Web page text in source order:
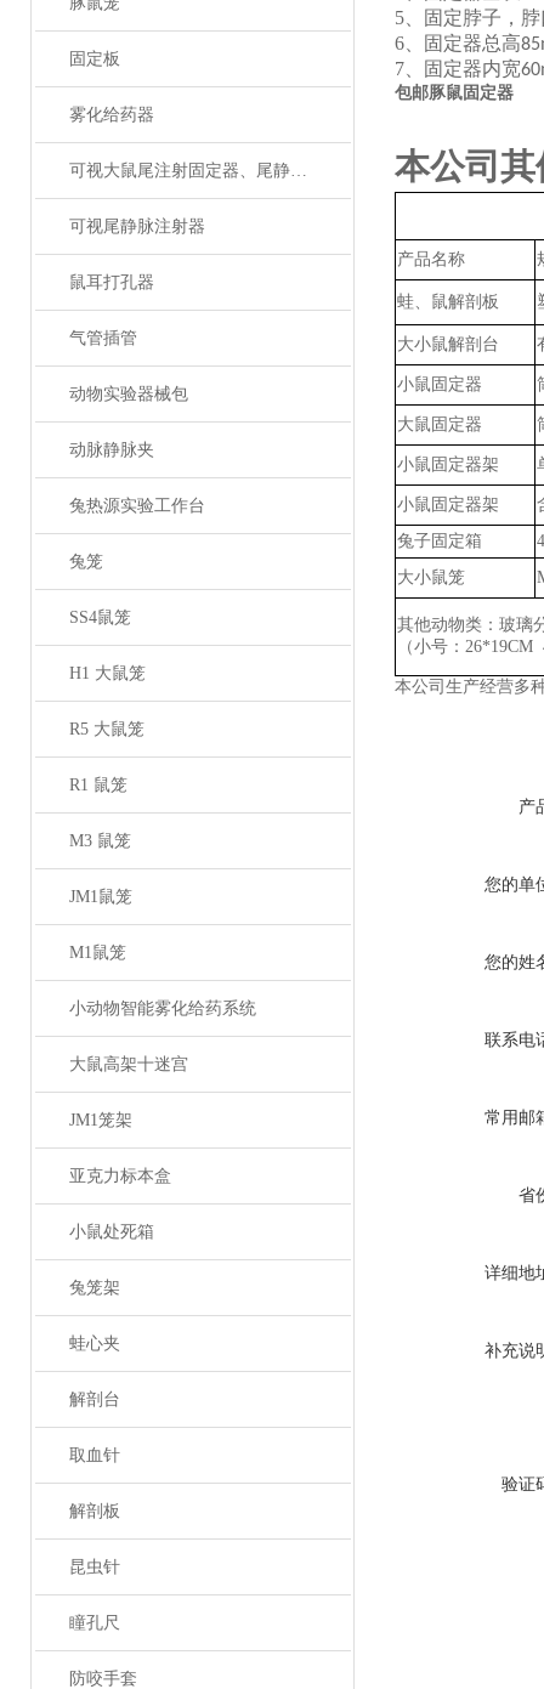
固定板
雾化给药器
可视大鼠尾注射固定器、尾静脉注射
可视尾静脉注射器
鼠耳打孔器
气管插管
动物实验器械包
动脉静脉夹
兔热源实验工作台
兔笼
SS4鼠笼
H1 大鼠笼
R5 大鼠笼
R1 鼠笼
M3 鼠笼
JM1鼠笼
M1鼠笼
小动物智能雾化给药系统
大鼠高架十迷宫
JM1笼架
亚克力标本盒
小鼠处死箱
兔笼架
蛙心夹
解剖台
取血针
解剖板
昆虫针
瞳孔尺
防咬手套
5、
固定脖子，
6、
固定器总高
7、 固定器内宽
包邮豚鼠固定器
本公司
产品名称
蛙、鼠解剖板
大小鼠解剖台
小鼠固定器
大鼠固定器
小鼠固定器架
小鼠固定器架
兔子固定箱
大小鼠笼
其他动物类：玻璃
（小号： 26*19CM
本公司生产经营多
产
您的单
您的姓
联系电
常用邮
省
详细地
补充说
验证